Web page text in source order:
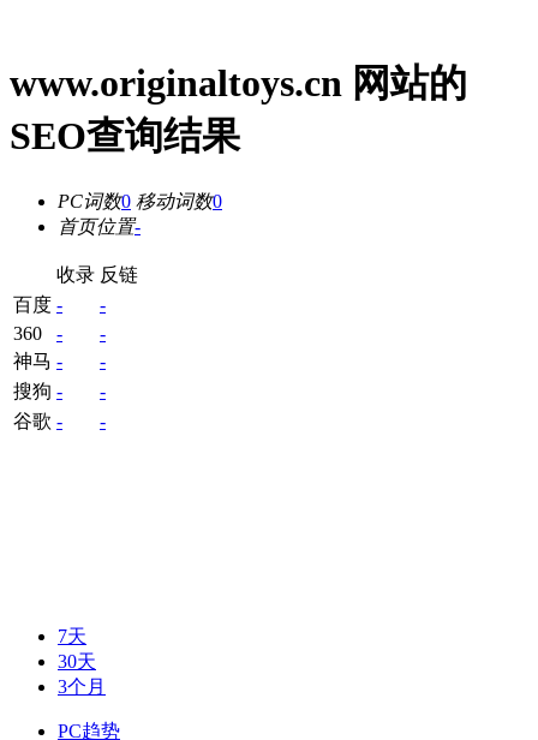
www.originaltoys.cn 网站的
SEO查询结果
PC词数0 移动词数0
首页位置-
收录 反链
百度 -
-
360
-
-
神马 -
-
搜狗 -
-
谷歌 - -
7天
30天
3个月
PC趋势